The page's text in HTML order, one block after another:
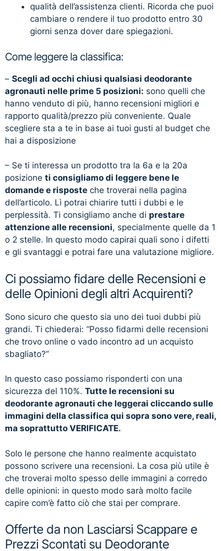
qualità dell’assistenza clienti. Ricorda che puoi
cambiare o rendere il tuo prodotto entro 30
giorni senza dover dare spiegazioni.
Come leggere la classifica:
– Scegli ad occhi chiusi qualsiasi deodorante
agronauti nelle prime 5 posizioni: sono quelli che
hanno venduto di più, hanno recensioni migliori e
rapporto qualità/prezzo più conveniente. Quale
scegliere sta a te in base ai tuoi gusti al budget che
hai a disposizione
– Se ti interessa un prodotto tra la 6a e la 20a
posizione ti consigliamo di leggere bene le
domande e risposte che troverai nella pagina
dell’articolo. Lì potrai chiarire tutti i dubbi e le
perplessità. Ti consigliamo anche di prestare
attenzione alle recensioni, specialmente quelle da 1
o 2 stelle. In questo modo capirai quali sono i difetti
e gli svantaggi e potrai fare una valutazione migliore.
Ci possiamo fidare delle Recensioni e
delle Opinioni degli altri Acquirenti?
Sono sicuro che questo sia uno dei tuoi dubbi più
grandi. Ti chiederai: “Posso fidarmi delle recensioni
che trovo online o vado incontro ad un acquisto
sbagliato?”
In questo caso possiamo risponderti con una
sicurezza del 110%. Tutte le recensioni su
deodorante agronauti che leggerai cliccando sulle
immagini della classifica qui sopra sono vere, reali,
ma soprattutto VERIFICATE.
Solo le persone che hanno realmente acquistato
possono scrivere una recensioni. La cosa più utile è
che troverai molto spesso delle immagini a corredo
delle opinioni: in questo modo sarà molto facile
capire com’è fatto ciò che stai per comprare.
Offerte da non Lasciarsi Scappare e
Prezzi Scontati su Deodorante